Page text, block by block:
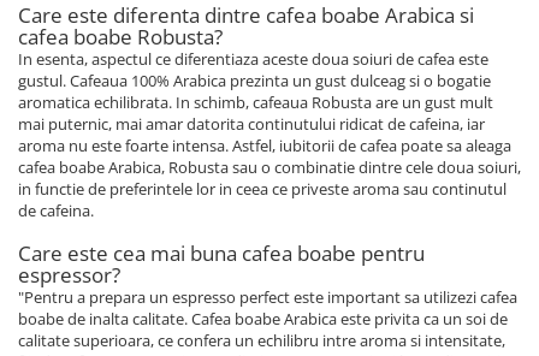
Care este diferenta dintre cafea boabe Arabica si
cafea boabe Robusta?
In esenta, aspectul ce diferentiaza aceste doua soiuri de cafea este
gustul. Cafeaua 100% Arabica prezinta un gust dulceag si o bogatie
aromatica echilibrata. In schimb, cafeaua Robusta are un gust mult
mai puternic, mai amar datorita continutului ridicat de cafeina, iar
aroma nu este foarte intensa. Astfel, iubitorii de cafea poate sa aleaga
cafea boabe Arabica, Robusta sau o combinatie dintre cele doua soiuri,
in functie de preferintele lor in ceea ce priveste aroma sau continutul
de cafeina.
Care este cea mai buna cafea boabe pentru
espressor?
"Pentru a prepara un espresso perfect este important sa utilizezi cafea
boabe de inalta calitate. Cafea boabe Arabica este privita ca un soi de
calitate superioara, ce confera un echilibru intre aroma si intensitate,